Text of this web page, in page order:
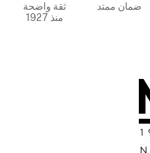
ضمان ممتد
ثقة واضحة
منذ 1927